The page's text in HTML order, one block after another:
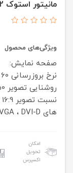
مانیتور استوک 22 اینچ اچ پی مدل HP LA2205x
ویژگی‌های محصول
صفحه نمایش:
نرخ بروزرسانی 60 هرتز
روشنایی تصویر 250 کاندلا بر متر مربع
نسبت تصویر 16:9
های VGA ، DVI-D و DisplayPort
امکان
تحویل
اکسپرس